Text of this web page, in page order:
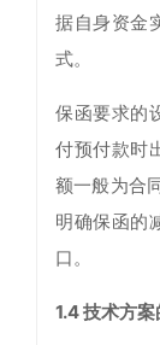
据自身资金
式。
保函要求的
付预付款时
额一般为合
明确保函的
口。
1.4技术方